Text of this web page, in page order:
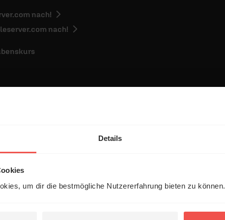
Details
um dir die bestmögliche Nutzererfahrung bieten zu können.
nach!
nach!